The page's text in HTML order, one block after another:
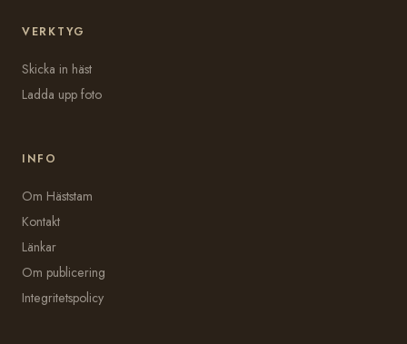
VERKTYG
Skicka in häst
Ladda upp foto
INFO
Om Häststam
Kontakt
Länkar
Om publicering
Integritetspolicy